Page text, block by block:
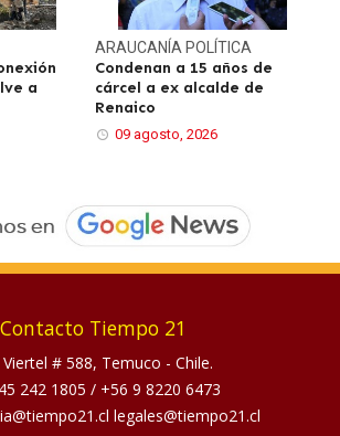
a
ARAUCANÍA POLÍTICA
Condenan a 15 años de
cárcel a ex alcalde de
Renaico
09 agosto, 2026
Contacto Tiempo 21
Viertel # 588, Temuco - Chile.
242 1805 / +56 9 8220 6473
legales@tiempo21.cl